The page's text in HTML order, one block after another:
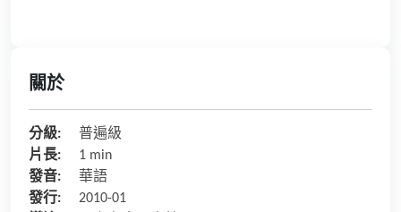
關於
分級:
普遍級
片長:
1 min
發音:
華語
發行:
2010-01